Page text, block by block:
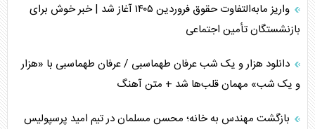
برنامه هفتم توسعه در نقطه کور سیاستگذاری
اوکراین بازوی مخرب آمریکا در غرب آسیا
اهمیت راهبردی اردن برای آمریکا
واریز مابه‌التفاوت حقوق فروردین ۱۴۰۵ آغاز شد | خبر خوش برای
بازنشستگان تأمین اجتماعی
دانلود هزار و یک شب عرفان طهماسبی / عرفان طهماسبی با «هزار
و یک شب» مهمان قلب‌ها شد + متن آهنگ
بازگشت مهندس به خانه؛ محسن مسلمان در تیم امید پرسپولیس